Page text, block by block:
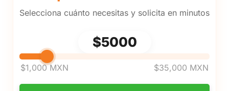
Selecciona cuánto necesitas y solicita en minutos
$5000
$1,000 MXN $35,000 MXN